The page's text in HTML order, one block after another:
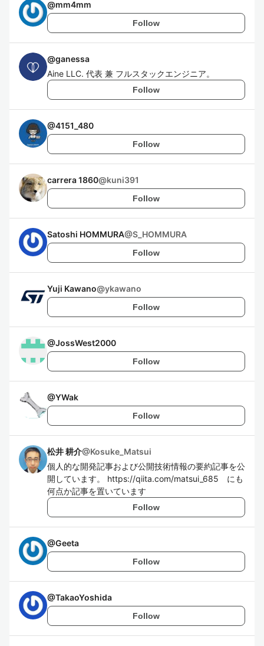
@mm4mm
Follow
@ganessa
Aine LLC. 代表 兼 フルスタックエンジニア。
Follow
@4151_480
Follow
carrera 1860@kuni391
Follow
Satoshi HOMMURA@S_HOMMURA
Follow
Yuji Kawano@ykawano
Follow
@JossWest2000
Follow
@YWak
Follow
松井 耕介@Kosuke_Matsui
個人的な開発記事および公開技術情報の要約記事を公
開しています。 https://qiita.com/matsui_685 にも
何点か記事を置いています
Follow
@Geeta
Follow
@TakaoYoshida
Follow